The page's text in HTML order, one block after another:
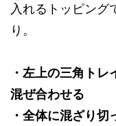
入れるトッピング
り。
・左上の三角トレ
混ぜ合わせる
・全体に混ざり